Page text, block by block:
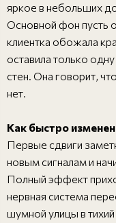
яркое в небольших
Основной фон пусть
клиентка обожала
оставила только
стен. Она говорит,
нет.
Как быстро
Первые сдвиги
новым сигналам и
Полный эффект
нервная система
шумной улицы в